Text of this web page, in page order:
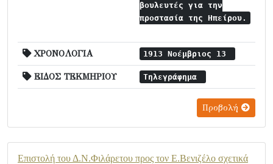
βουλευτές για την
προστασία της Ηπείρου.
ΧΡΟΝΟΛΟΓΙΑ 1913 Νοέμβριος 13
ΕΙΔΟΣ ΤΕΚΜΗΡΙΟΥ Τηλεγράφημα
Προβολή
Επιστολή του Δ.Ν.Φιλάρετου προς τον Ε.Βενιζέλο σχετικά